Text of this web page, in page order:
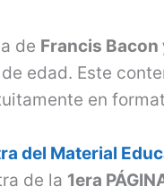
de Francis
de edad. Este
en
del Material
de la 1era